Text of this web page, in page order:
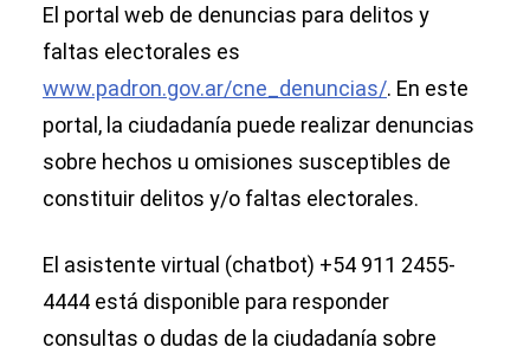
El portal web de denuncias para delitos y
faltas electorales es
www.padron.gov.ar/cne_denuncias/. En este
portal, la ciudadanía puede realizar denuncias
sobre hechos u omisiones susceptibles de
constituir delitos y/o faltas electorales.
El asistente virtual (chatbot) +54 911 2455-
4444 está disponible para responder
consultas o dudas de la ciudadanía sobre